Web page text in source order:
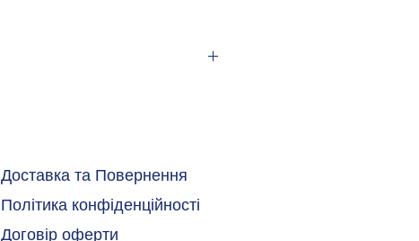
Доставка та Повернення
Політика конфіденційності
Договір оферти